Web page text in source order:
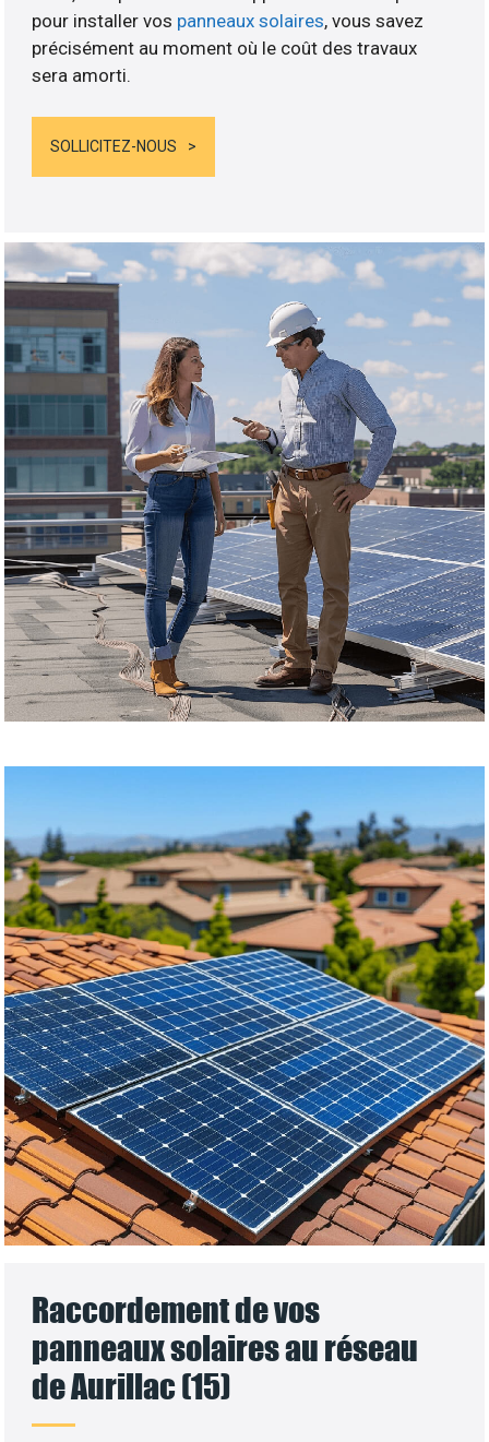
pour installer vos panneaux solaires, vous savez
précisément au moment où le coût des travaux
sera amorti.
SOLLICITEZ-NOUS
Raccordement de vos
panneaux solaires au réseau
de Aurillac (15)